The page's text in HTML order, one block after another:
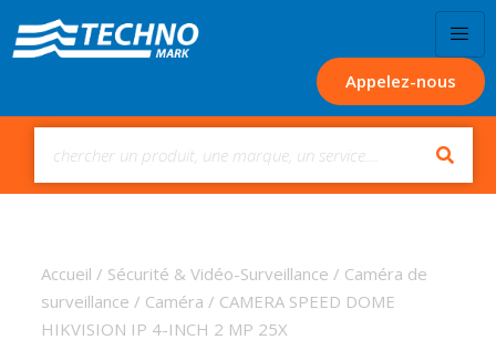
Appelez-nous
Accueil / Sécurité & Vidéo-Surveillance / Caméra de
surveillance / Caméra / CAMERA SPEED DOME
HIKVISION IP 4-INCH 2 MP 25X